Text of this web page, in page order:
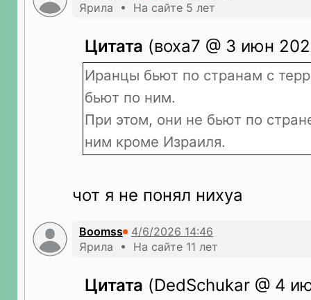
Ярила • На сайте 5 лет
Цитата (воха7 @ 3 июн
Иранцы бьют по странам с
бьют по ним.
При этом, они не бьют по
ним кроме Израиля.
чот я не понял нихуа
Boomss
Ярила • На сайте 11 лет
Цитата (DedSchukar @ 4